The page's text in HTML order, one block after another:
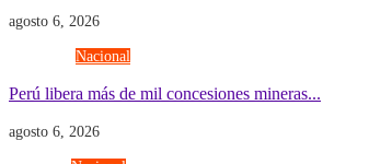
agosto 6, 2026
Nacional
Perú libera más de mil concesiones mineras...
agosto 6, 2026